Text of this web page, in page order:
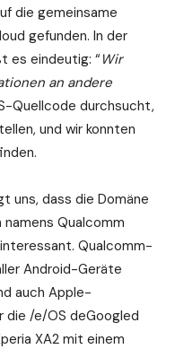
die gemeinsame
gefunden. In der
es eindeutig: “ Wir
an andere
Quellcode durchsucht,
und wir konnten
uns, dass die Domäne
Qualcomm
Qualcomm-
Android-Geräte
auch Apple-
die /e/OS deGoogled
XA2 mit einem